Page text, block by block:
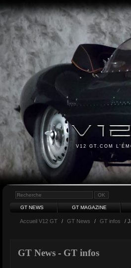
V12 GT.COM
GT NEWS GT MAGAZINE
Accueil V12 GT / GT News / GT infos /
GT News - GT infos